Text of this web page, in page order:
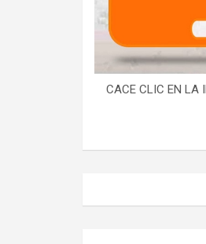
CACE CLIC EN LA